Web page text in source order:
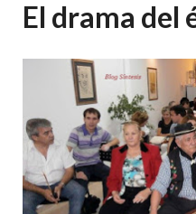
El drama del